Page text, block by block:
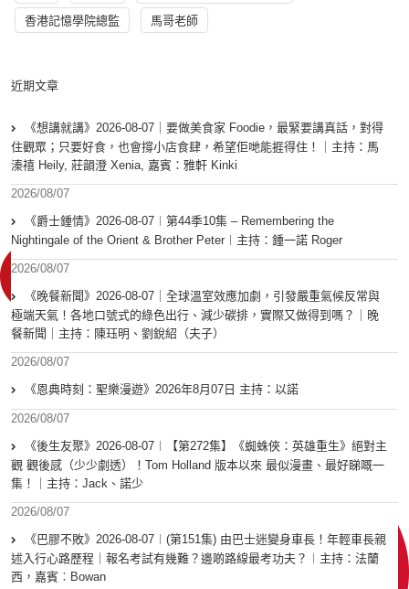
香港記憶學院總監 馬哥老師
近期文章
《想講就講》2026-08-07｜要做美食家 Foodie，最緊要講真話，對得
住觀眾；只要好食，也會撐小店食肆，希望佢哋能捱得住！｜主持：馬
溱禧 Heily, 莊韻澄 Xenia, 嘉賓：雅軒 Kinki
2026/08/07
《爵士鍾情》2026-08-07︱第44季10集 – Remembering the
Nightingale of the Orient & Brother Peter︱主持：鍾一諾 Roger
2026/08/07
《晚餐新聞》2026-08-07｜全球溫室效應加劇，引發嚴重氣候反常與
極端天氣！各地口號式的綠色出行、減少碳排，實際又做得到嗎？｜晚
餐新聞｜主持：陳珏明、劉銳紹（夫子）
2026/08/07
《恩典時刻：聖樂漫遊》2026年8月07日 主持：以諾
2026/08/07
《後生友聚》2026-08-07︱【第272集】《蜘蛛俠：英雄重生》絕對主
觀 觀後感（少少劇透）！Tom Holland 版本以來 最似漫畫、最好睇嘅一
集！｜主持：Jack、諾少
2026/08/07
《巴膠不敗》2026-08-07︱(第151集) 由巴士迷變身車長！年輕車長親
述入行心路歷程｜報名考試有幾難？邊啲路線最考功夫？︱主持：法蘭
西，嘉賓︰Bowan